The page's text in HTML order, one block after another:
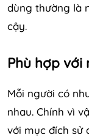
dùng thường là
cậy.
Phù hợp với
Mỗi người có
nhau. Chính vì
với mục đích sử